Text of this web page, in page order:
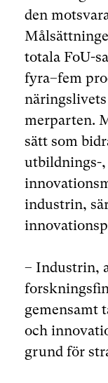
den
totala FoU-
fyra–fem
merparten.
sätt som
utbildnings-
industrin,
– Industrin,
gemensamt
och
grund för